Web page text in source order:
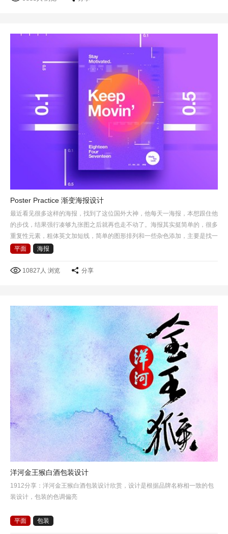
Poster Practice 渐变海报设计
最近看见很多这样的海报，找到了这位国外大神，他每天一海报，本想跟住他
的步伐，结果强行凑够九张图之后就再也走不动了。海报其实挺简单的，很多
重复性元素，粗体英文加短线，简单的图形排列和一些杂色添加，主要是找一
些好的色彩感觉吧!
平面 海报
10827人 浏览 分享
洋河金王猴白酒包装设计
1912分享：洋河金王猴白酒包装设计欣赏，设计是根据品牌名称相一致的包
装设计，包装的色调偏亮
平面 包装